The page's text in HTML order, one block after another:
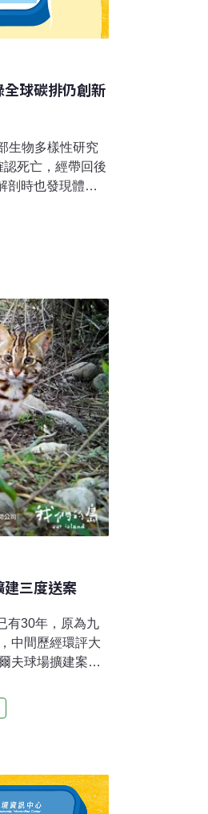
球碳排仍創新
生物多樣性研究
死亡，經帶回後
剖時也發現體內
兩處金屬，但當
浪，也是野生
盡棄。（聯合
到此溪，都發局
環境改造的設
總經費3000多
，溪穿經人行
三度送案
有30年，原為九
中間歷經環評大
夫球場擴建案，
石虎棲地減
響」。2022年
當初「不應開
送審，而且開發
理由」，認為不